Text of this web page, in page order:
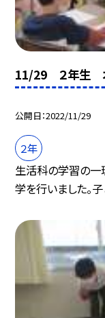
11/29 ２年生
公開日 2022/11/29
２年
生活科の学習の一
学を行いました。